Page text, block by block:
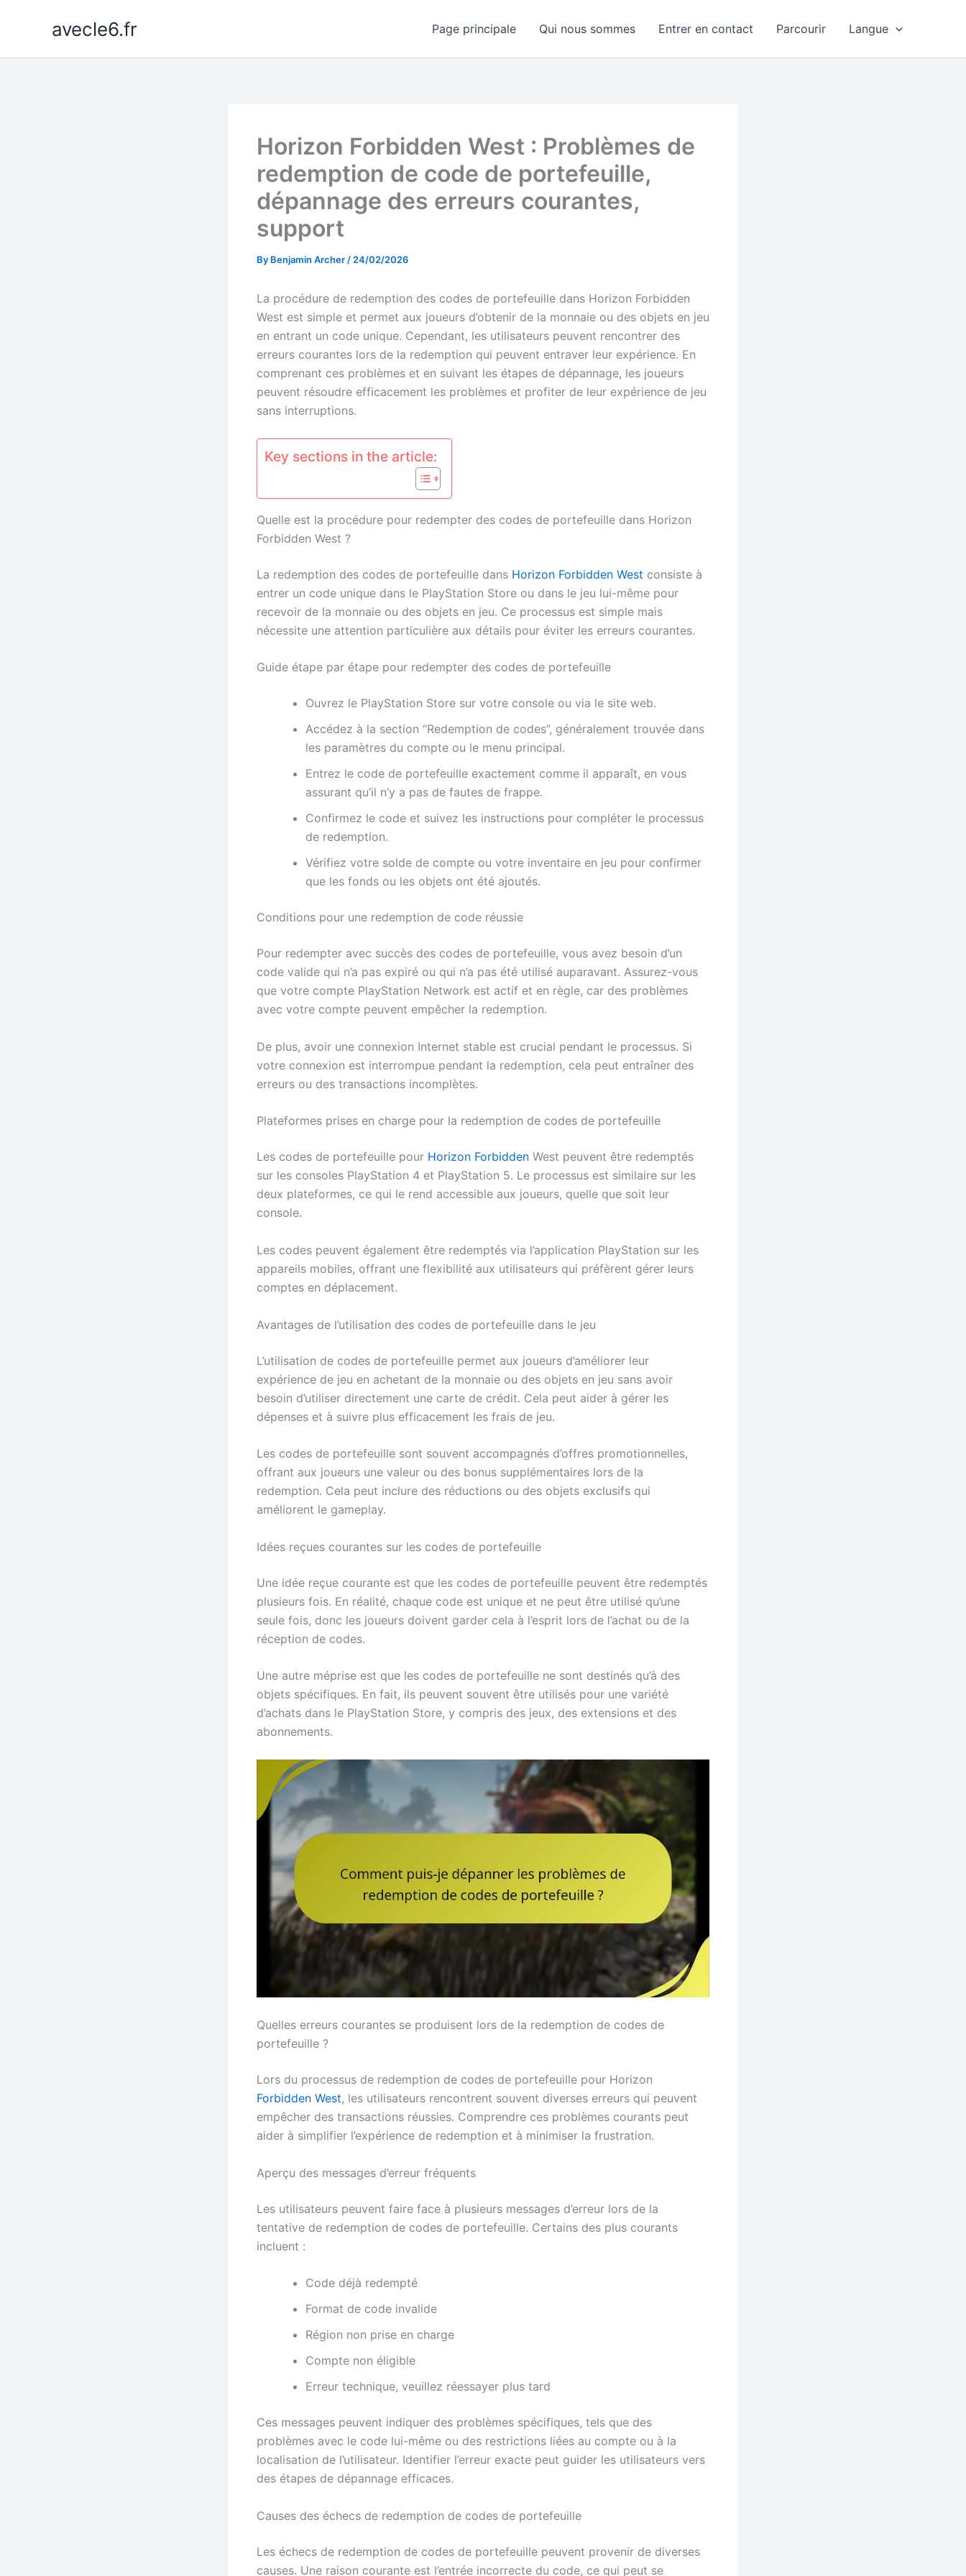
avecle6.fr Page principale Qui nous sommes Entrer en contact Parcourir Langue
Horizon Forbidden West : Problèmes de
redemption de code de portefeuille,
dépannage des erreurs courantes,
support
By Benjamin Archer / 24/02/2026
La procédure de redemption des codes de portefeuille dans Horizon Forbidden
West est simple et permet aux joueurs d’obtenir de la monnaie ou des objets en jeu
en entrant un code unique. Cependant, les utilisateurs peuvent rencontrer des
erreurs courantes lors de la redemption qui peuvent entraver leur expérience. En
comprenant ces problèmes et en suivant les étapes de dépannage, les joueurs
peuvent résoudre efficacement les problèmes et profiter de leur expérience de jeu
sans interruptions.
Key sections in the article:
Quelle est la procédure pour redempter des codes de portefeuille dans Horizon
Forbidden West ?
La redemption des codes de portefeuille dans Horizon Forbidden West consiste à
entrer un code unique dans le PlayStation Store ou dans le jeu lui-même pour
recevoir de la monnaie ou des objets en jeu. Ce processus est simple mais
nécessite une attention particulière aux détails pour éviter les erreurs courantes.
Guide étape par étape pour redempter des codes de portefeuille
Ouvrez le PlayStation Store sur votre console ou via le site web.
Accédez à la section “Redemption de codes”, généralement trouvée dans
les paramètres du compte ou le menu principal.
Entrez le code de portefeuille exactement comme il apparaît, en vous
assurant qu’il n’y a pas de fautes de frappe.
Confirmez le code et suivez les instructions pour compléter le processus
de redemption.
Vérifiez votre solde de compte ou votre inventaire en jeu pour confirmer
que les fonds ou les objets ont été ajoutés.
Conditions pour une redemption de code réussie
Pour redempter avec succès des codes de portefeuille, vous avez besoin d’un
code valide qui n’a pas expiré ou qui n’a pas été utilisé auparavant. Assurez-vous
que votre compte PlayStation Network est actif et en règle, car des problèmes
avec votre compte peuvent empêcher la redemption.
De plus, avoir une connexion Internet stable est crucial pendant le processus. Si
votre connexion est interrompue pendant la redemption, cela peut entraîner des
erreurs ou des transactions incomplètes.
Plateformes prises en charge pour la redemption de codes de portefeuille
Les codes de portefeuille pour Horizon Forbidden West peuvent être redemptés
sur les consoles PlayStation 4 et PlayStation 5. Le processus est similaire sur les
deux plateformes, ce qui le rend accessible aux joueurs, quelle que soit leur
console.
Les codes peuvent également être redemptés via l’application PlayStation sur les
appareils mobiles, offrant une flexibilité aux utilisateurs qui préfèrent gérer leurs
comptes en déplacement.
Avantages de l’utilisation des codes de portefeuille dans le jeu
L’utilisation de codes de portefeuille permet aux joueurs d’améliorer leur
expérience de jeu en achetant de la monnaie ou des objets en jeu sans avoir
besoin d’utiliser directement une carte de crédit. Cela peut aider à gérer les
dépenses et à suivre plus efficacement les frais de jeu.
Les codes de portefeuille sont souvent accompagnés d’offres promotionnelles,
offrant aux joueurs une valeur ou des bonus supplémentaires lors de la
redemption. Cela peut inclure des réductions ou des objets exclusifs qui
améliorent le gameplay.
Idées reçues courantes sur les codes de portefeuille
Une idée reçue courante est que les codes de portefeuille peuvent être redemptés
plusieurs fois. En réalité, chaque code est unique et ne peut être utilisé qu’une
seule fois, donc les joueurs doivent garder cela à l’esprit lors de l’achat ou de la
réception de codes.
Une autre méprise est que les codes de portefeuille ne sont destinés qu’à des
objets spécifiques. En fait, ils peuvent souvent être utilisés pour une variété
d’achats dans le PlayStation Store, y compris des jeux, des extensions et des
abonnements.
Quelles erreurs courantes se produisent lors de la redemption de codes de
portefeuille ?
Lors du processus de redemption de codes de portefeuille pour Horizon
Forbidden West, les utilisateurs rencontrent souvent diverses erreurs qui peuvent
empêcher des transactions réussies. Comprendre ces problèmes courants peut
aider à simplifier l’expérience de redemption et à minimiser la frustration.
Aperçu des messages d’erreur fréquents
Les utilisateurs peuvent faire face à plusieurs messages d’erreur lors de la
tentative de redemption de codes de portefeuille. Certains des plus courants
incluent :
Code déjà redempté
Format de code invalide
Région non prise en charge
Compte non éligible
Erreur technique, veuillez réessayer plus tard
Ces messages peuvent indiquer des problèmes spécifiques, tels que des
problèmes avec le code lui-même ou des restrictions liées au compte ou à la
localisation de l’utilisateur. Identifier l’erreur exacte peut guider les utilisateurs vers
des étapes de dépannage efficaces.
Causes des échecs de redemption de codes de portefeuille
Les échecs de redemption de codes de portefeuille peuvent provenir de diverses
causes. Une raison courante est l’entrée incorrecte du code, ce qui peut se